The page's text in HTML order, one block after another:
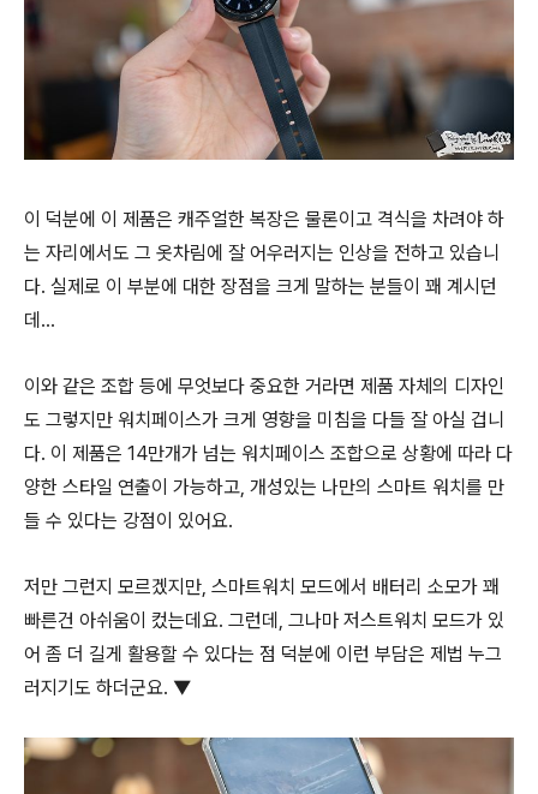
이 덕분에 이 제품은 캐주얼한 복장은 물론이고 격식을 차려야 하
는 자리에서도 그 옷차림에 잘 어우러지는 인상을 전하고 있습니
다. 실제로 이 부분에 대한 장점을 크게 말하는 분들이 꽤 계시던
데…
이와 같은 조합 등에 무엇보다 중요한 거라면 제품 자체의 디자인
도 그렇지만 워치페이스가 크게 영향을 미침을 다들 잘 아실 겁니
다. 이 제품은 14만개가 넘는 워치페이스 조합으로 상황에 따라 다
양한 스타일 연출이 가능하고, 개성있는 나만의 스마트 워치를 만
들 수 있다는 강점이 있어요.
저만 그런지 모르겠지만, 스마트워치 모드에서 배터리 소모가 꽤
빠른건 아쉬움이 컸는데요. 그런데, 그나마 저스트워치 모드가 있
어 좀 더 길게 활용할 수 있다는 점 덕분에 이런 부담은 제법 누그
러지기도 하더군요. ▼